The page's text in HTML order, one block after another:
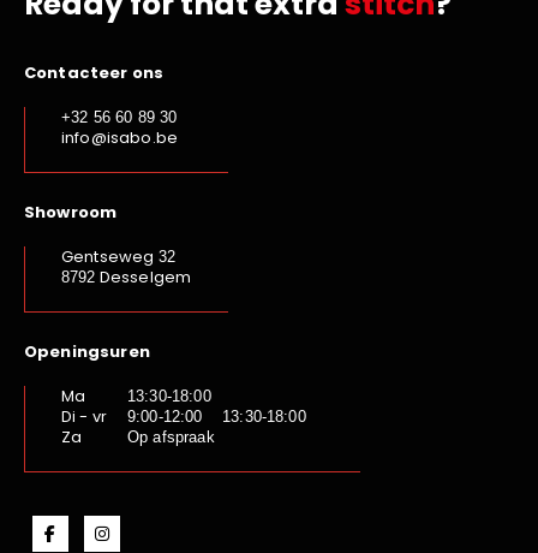
Contacteer ons
+32 56 60 89 30
info@isabo.be
Showroom
Gentseweg 32
8792 Desselgem
Openingsuren
Ma
13:30-18:00
Di - vr 9:00-12:00 13:30-18:00
Za Op afspraak